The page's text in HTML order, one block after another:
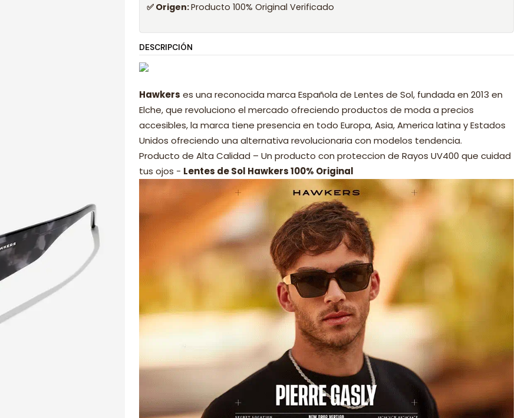
✅ Origen:Producto 100% Original Verificado
DESCRIPCIÓN
Hawkers es una reconocida marca Española de Lentes de Sol, fundada en 2013 en
Elche, que revoluciono el mercado ofreciendo productos de moda a precios
accesibles, la marca tiene presencia en todo Europa, Asia, America latina y Estados
Unidos ofreciendo una alternativa revolucionaria con modelos tendencia.
Producto de Alta Calidad – Un producto con proteccion de Rayos UV400 que cuidad
tus ojos - Lentes de Sol Hawkers 100% Original